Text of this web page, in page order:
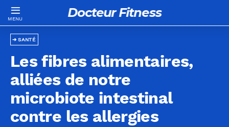
Docteur Fitness
SANTÉ
Les fibres alimentaires,
alliées de notre
microbiote intestinal
contre les allergies